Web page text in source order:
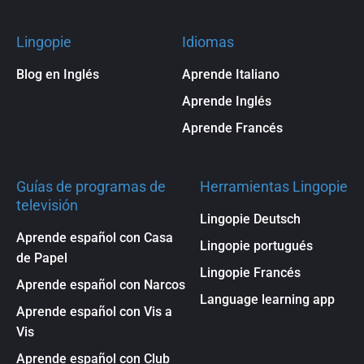
Lingopie
Blog en Inglés
Idiomas
Aprende Italiano
Aprende Inglés
Aprende Francés
Guías de programas de
televisión
Aprende español con Casa
de Papel
Aprende español con Narcos
Aprende español con Vis a
Vis
Aprende español con Club
Herramientas Lingopie
Lingopie Deutsch
Lingopie portugués
Lingopie Francés
Language learning app